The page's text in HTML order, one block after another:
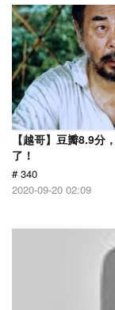
【越哥】豆瓣8.9分
了！
# 340
2020-09-20 02:09